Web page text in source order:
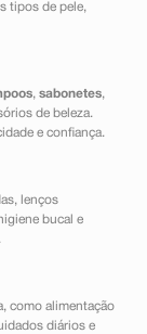
tipos de pele,
, sabonetes,
de beleza.
e confiança.
lenços
bucal e
como alimentação
diários e